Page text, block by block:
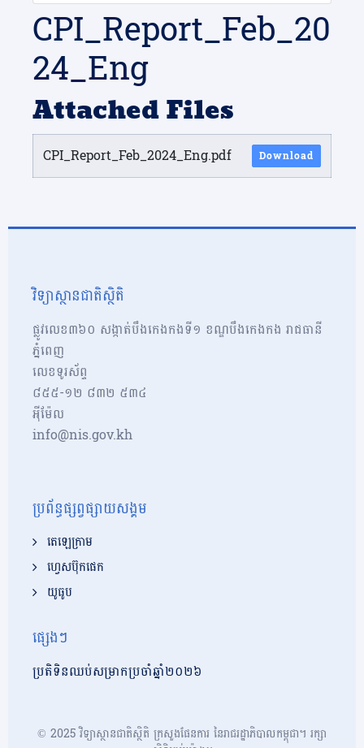
CPI_Report_Feb_20
24_Eng
Attached Files
CPI_Report_Feb_2024_Eng.pdf Download
វិទ្យាស្ថានជាតិស្ថិតិ
ផ្លូវលេខ៣៦០ សង្កាត់បឹងកេងកងទី១ ខណ្ឌបឹងកេងកង រាជធានី
ភ្នំពេញ
លេខទូរស័ព្ទ
៨៥៥-១២​​ ៨៣២ ៥៣៤
អុីម៉ែល
info@nis.gov.kh
ប្រព័ន្ធផ្សព្វផ្សាយសង្គម
តេឡេក្រាម
ហ្វេសប៊ុកផេក
យូធូប
ផ្សេងៗ
ប្រតិទិនឈប់សម្រាកប្រចាំឆ្នាំ២០២៦
© 2025 វិទ្យាស្ថានជាតិស្ថិតិ ក្រសួងផែនការ នៃរាជរដ្ឋាភិបាលកម្ពុជា។ រក្សា